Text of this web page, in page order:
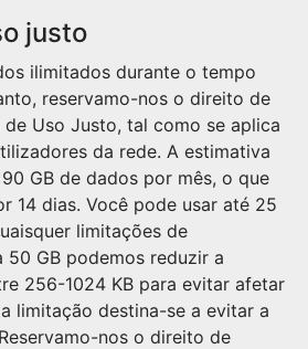
justo
ilimitados durante o tempo
reservamo-nos o direito de
Uso Justo, tal como se aplica
da rede. A estimativa
GB de dados por mês, o que
14 dias. Você pode usar até 25
limitações de
50 GB podemos reduzir a
256-1024 KB para evitar afetar
limitação destina-se a evitar a
nos o direito de